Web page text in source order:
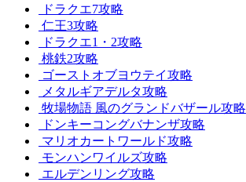
ドラクエ7攻略
仁王3攻略
ドラクエ1・2攻略
桃鉄2攻略
ゴーストオブヨウテイ攻略
メタルギアデルタ攻略
牧場物語 風のグランドバザール攻略
ドンキーコングバナンザ攻略
マリオカートワールド攻略
モンハンワイルズ攻略
エルデンリング攻略